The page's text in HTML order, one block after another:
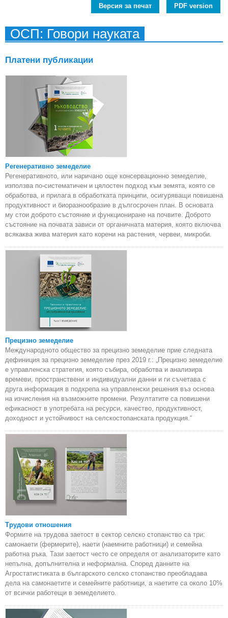
Версия за печат PDF version
ОСП: Говори науката
Платени публикации
Регенеративно земеделие
Регенеративното, или наричано още консервационно земеделие,
използва по-систематичен и цялостен подход към земята, която се
обработва, и прилага в обработката принципи, осигуряващи повишена
продуктивност и биоразнообразие в дългосрочен план. В основата
му стои доброто състояние и функциониране на почвите. Доброто
състояние на почвата зависи от органичната материя, която включва
всякаква жива материя като корени на растения, червеи, микроби.
Прецизно земеделие
Международното общество за прецизно земеделие прие следната
дефиниция за прецизно земеделие през 2019 г.: „Прецизно земеделие
е управленска стратегия, която събира, обработва и анализира
времеви, пространствени и индивидуални данни и ги съчетава с
друга информация в подкрепа на управленски решения въз основа
на изчисления на възможните промени. Резултатите са повишени
ефикасност в употребата на ресурси, качество, продуктивност,
доходност и устойчивост на селскостопанската продукция.“
Трудови отношения
Формите на трудова заетост в сектор селско стопанство са три:
самонаети (фермерите), наети (наемните работници) и семейна
работна ръка. Тази заетост често се определя от анализаторите като
непълна, допълнителна и неформална. Според данните на
Агростатистиката в българското селско стопанство преобладава
дела на самонаетите и семейните работници, а наетите са около 10%
от всички работещи в земеделието.